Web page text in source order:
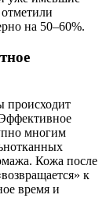
на 50–60%.
происходит
многим
Кожа после
к
время и